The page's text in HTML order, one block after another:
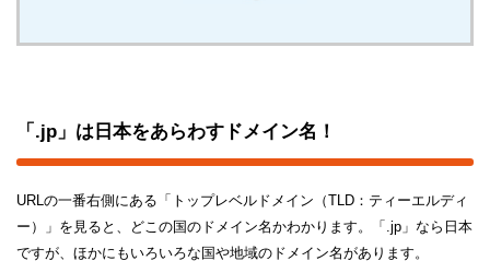
「.jp」は日本をあらわすドメイン名！
URLの一番右側にある「トップレベルドメイン（TLD：ティーエルディ
ー）」を見ると、どこの国のドメイン名かわかります。「.jp」なら日本
ですが、ほかにもいろいろな国や地域のドメイン名があります。